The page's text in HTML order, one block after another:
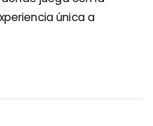
única a